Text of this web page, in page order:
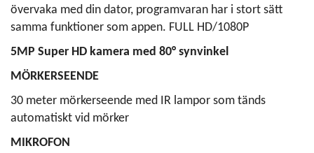
övervaka med din dator, programvaran har i stort sätt
samma funktioner som appen. FULL HD/1080P
5MP Super HD kamera med 80° synvinkel
MÖRKERSEENDE
30 meter mörkerseende med IR lampor som tänds
automatiskt vid mörker
MIKROFON